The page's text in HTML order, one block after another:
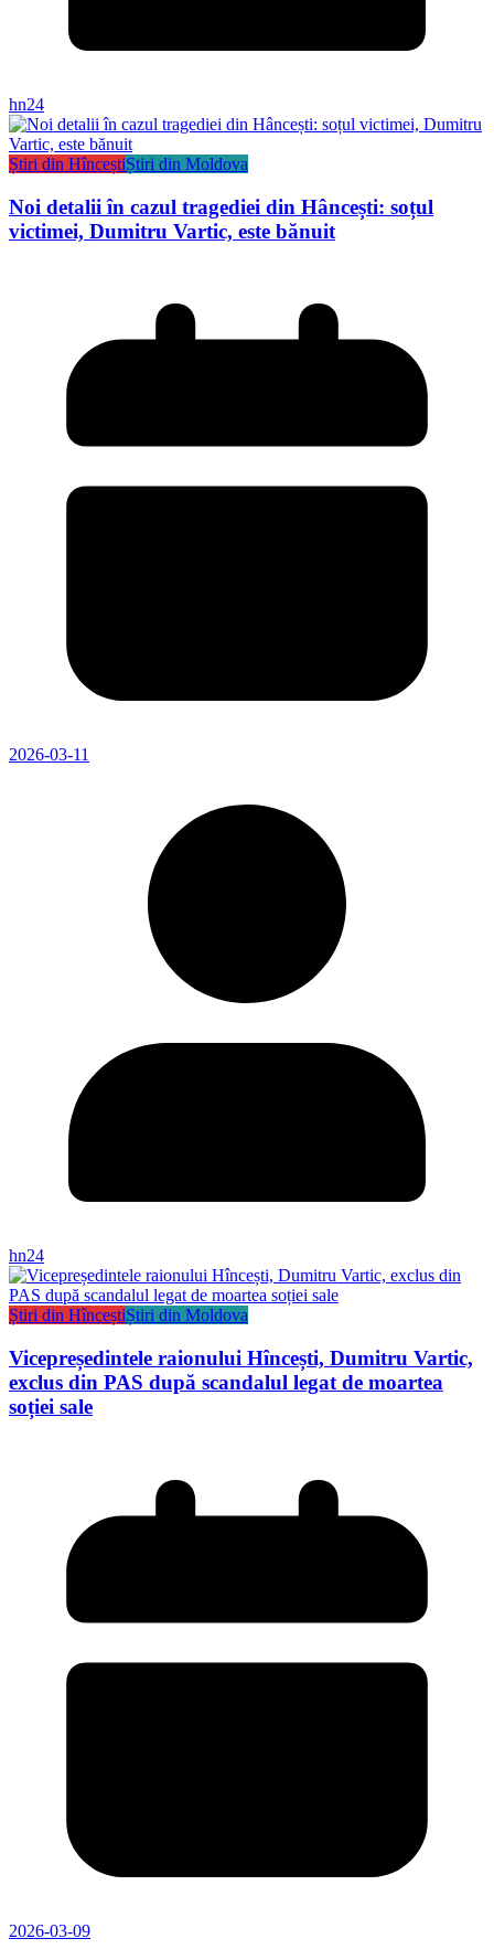
hn24
Știri din HînceștiȘtiri din Moldova
Noi detalii în cazul tragediei din Hâncești: soțul
victimei, Dumitru Vartic, este bănuit
2026-03-11
hn24
Știri din HînceștiȘtiri din Moldova
Vicepreședintele raionului Hîncești, Dumitru Vartic,
exclus din PAS după scandalul legat de moartea
soției sale
2026-03-09